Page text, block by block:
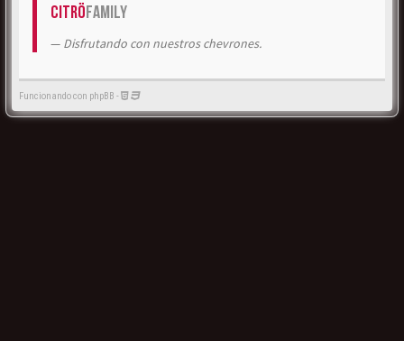
CitröFamily
Disfrutando con nuestros chevrones.
Funcionando con phpBB -